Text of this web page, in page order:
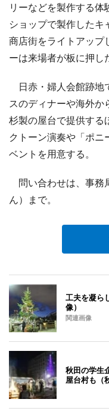
リーなどを製作する体
ショップで製作した
商店街をライトアップ
ーは来場者が板に押し
日赤・婦人会館跡地
スのディナーや海外か
杉製の屋台で提供する
クトーン演奏や「ポニ
ベントを用意する。
問い合わせは、事務
ん）まで。
工夫を凝ら
像）
関連画像
秋田の学生
屋台村も（